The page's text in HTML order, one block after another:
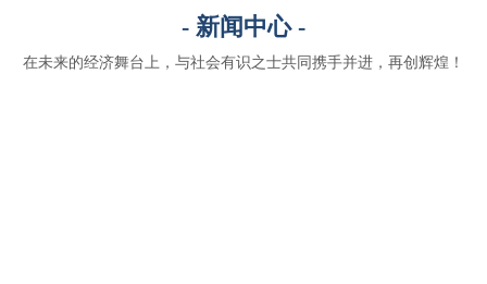
- 新闻中心 -
在未来的经济舞台上，与社会有识之士共同携手并进，再创辉煌！